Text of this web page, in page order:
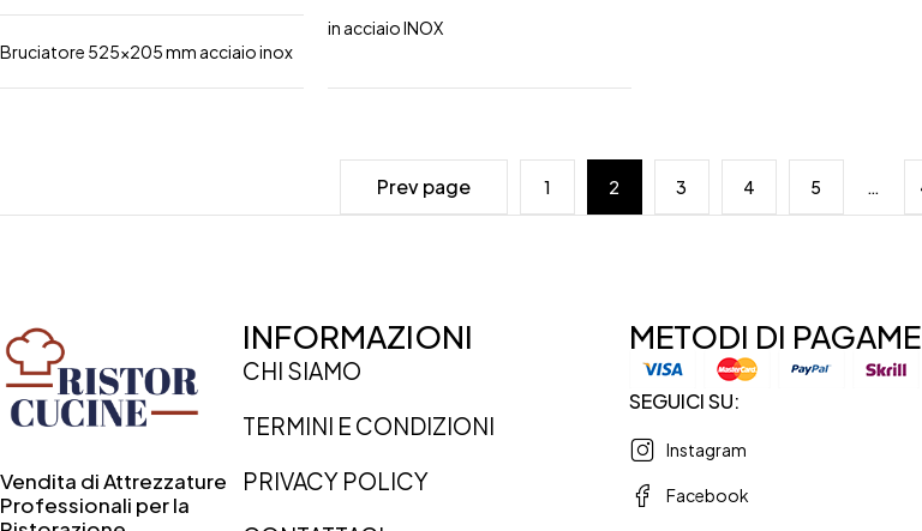
Bruciatore 525x205 mm acciaio inox
in acciaio INOX
Prev page 1 2 3 4 5
Vendita di Attrezzature
Professionali per la
INFORMAZIONI
CHI SIAMO
TERMINI E CONDIZIONI
PRIVACY POLICY
METODI DI
SEGUICI SU:
Instagram
Facebook